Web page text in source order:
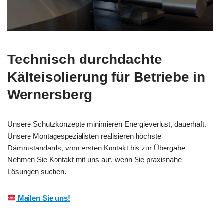
Technisch durchdachte
Kälteisolierung für Betriebe in
Wernersberg
Unsere Schutzkonzepte minimieren Energieverlust, dauerhaft.
Unsere Montagespezialisten realisieren höchste
Dämmstandards, vom ersten Kontakt bis zur Übergabe.
Nehmen Sie Kontakt mit uns auf, wenn Sie praxisnahe
Lösungen suchen.
Mailen Sie uns!